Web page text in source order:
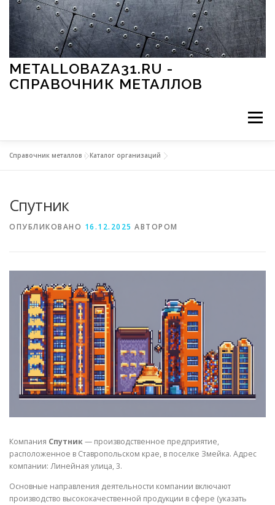
Перейти к содержимому
METALLOBAZA31.RU -
СПРАВОЧНИК МЕТАЛЛОВ
Меню
МЕТАЛЛЫ И ОКРУЖАЮЩАЯ СРЕДА
СВОЙСТВА МЕТАЛЛОВ СОРТА МЕТАЛЛОВ
СТАТЬИ
Справочник металлов »Каталог организаций
Спутник
ОПУБЛИКОВАНО 16.12.2025 АВТОРОМ
Компания Спутник— производственное предприятие,
расположенное в Ставропольском крае, в поселке Змейка. Адрес
компании: Линейная улица, 3.
Основные направления деятельности компании включают
производство высококачественной продукции в сфере (указать